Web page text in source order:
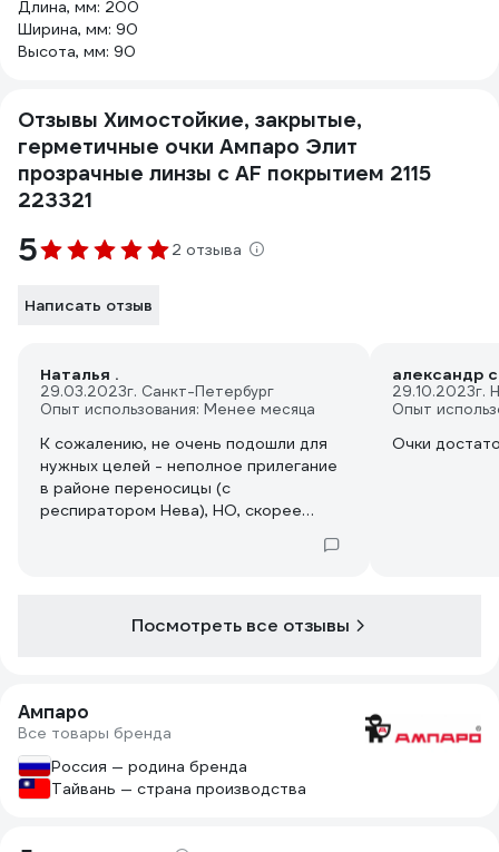
Длина, мм: 200
Ширина, мм: 90
Высота, мм: 90
Отзывы Химостойкие, закрытые,
герметичные очки Ампаро Элит
прозрачные линзы с AF покрытием 2115
223321
5 2 отзыва
Написать отзыв
Наталья .
29.03.2023г. Санкт-Петербург
Опыт использования: Менее месяца
К сожалению, не очень подошли для
нужных целей - неполное прилегание
в районе переносицы (с
респиратором Нева), НО, скорее
александр
29.10.2023г.
Опыт
Очки
Посмотреть все отзывы
Ампаро
Все товары бренда
Россия — родина бренда
Тайвань — страна производства